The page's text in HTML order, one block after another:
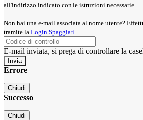
all'indirizzo indicato con le istruzioni necessarie.
Non hai una e-mail associata al nome utente?
tramite la Login Spaggiari
E-mail inviata, si prega di controllare la
Errore
Chiudi
Successo
Chiudi